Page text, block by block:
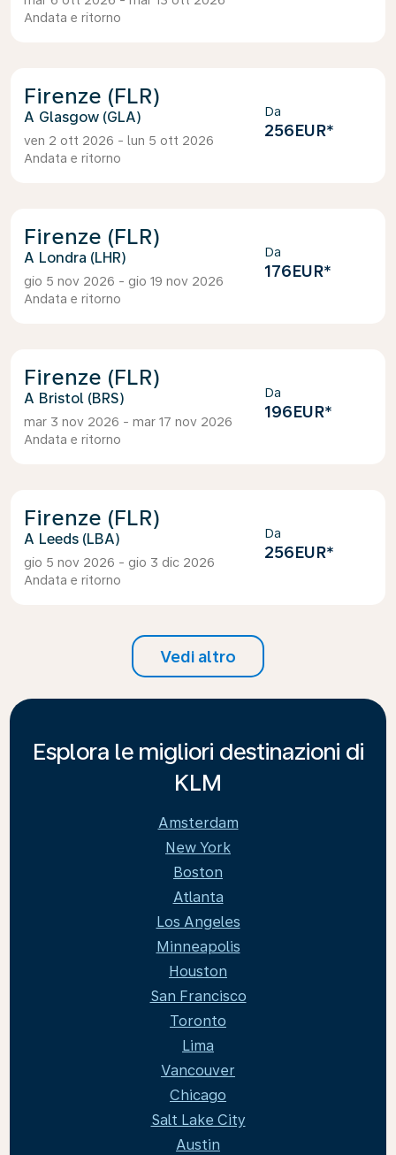
Andata e ritorno
Firenze (FLR)
Glasgow (GLA)
ven 2 ott 2026 - lun 5 ott 2026
Andata e ritorno
Da
256EUR*
Firenze (FLR)
Londra (LHR)
gio 5 nov 2026 - gio 19 nov 2026
Andata e ritorno
Da
176EUR*
Firenze (FLR)
Bristol (BRS)
mar 3 nov 2026 - mar 17 nov 2026
Andata e ritorno
Da
196EUR*
Firenze (FLR)
Leeds (LBA)
gio 5 nov 2026 - gio 3 dic 2026
Andata e ritorno
Da
256EUR*
Vedi altro
Esplora le migliori destinazioni di
KLM
Amsterdam
New York
Boston
Atlanta
Los Angeles
Minneapolis
Houston
San Francisco
Toronto
Lima
Vancouver
Chicago
Salt Lake City
Austin